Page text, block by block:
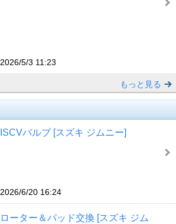
2026/5/3 11:23
もっと見る
ISCVバルブ [スズキ ジムニー]
2026/6/20 16:24
ローター＆パッド交換 [スズキ ジム